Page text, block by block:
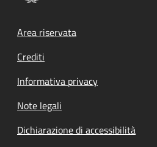
Footer menu
Area riservata
Crediti
Informativa privacy
Note legali
Dichiarazione di accessibilità